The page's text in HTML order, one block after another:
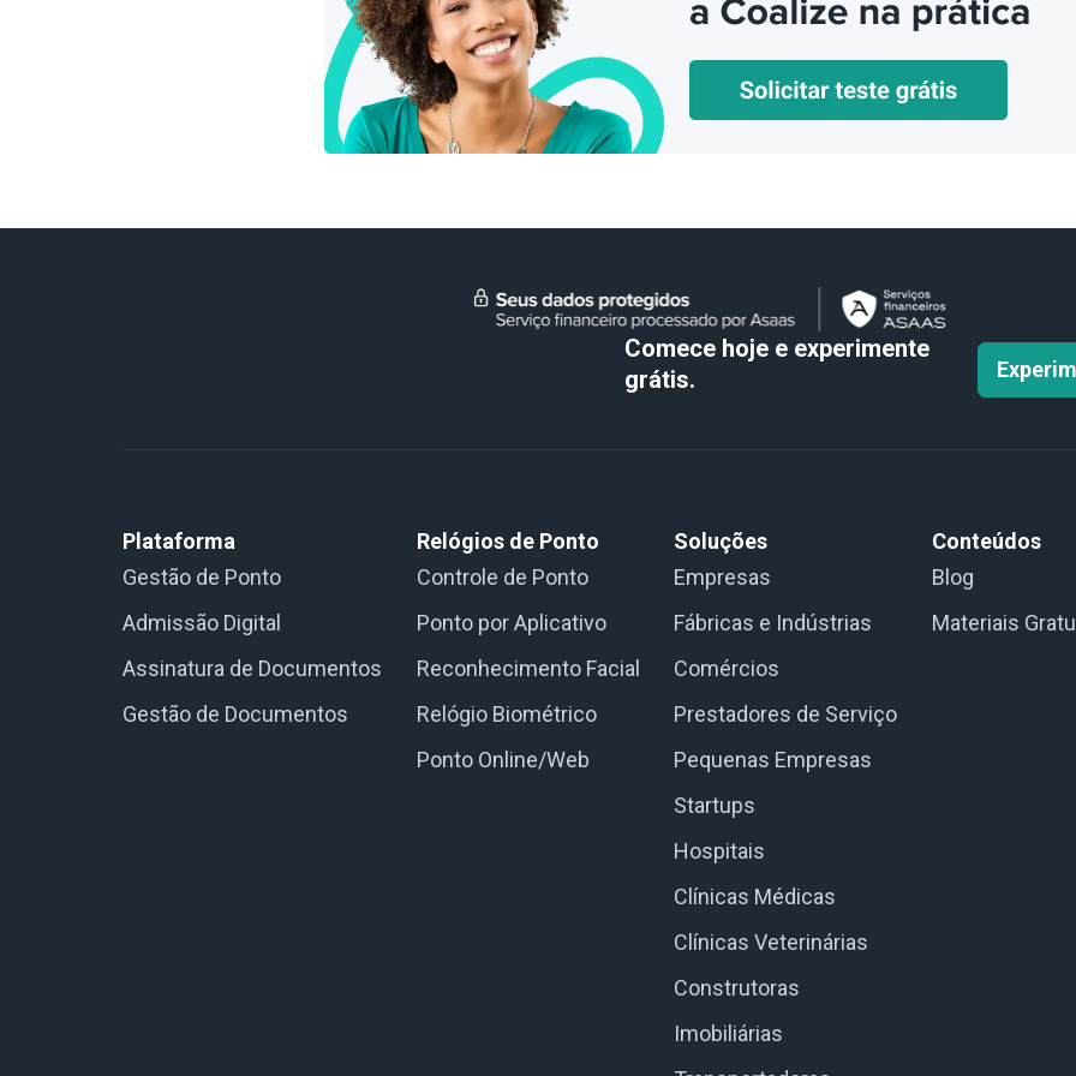
Comece hoje e experimente
grátis.
Plataforma
Gestão de Ponto
Admissão Digital
Assinatura de Documentos
Gestão de Documentos
Relógios de Ponto
Controle de Ponto
Ponto por Aplicativo
Reconhecimento Facial
Relógio Biométrico
Ponto Online/Web
Soluções
Empresas
Fábricas e Indústrias
Comércios
Prestadores de Serviço
Pequenas Empresas
Startups
Hospitais
Clínicas Médicas
Clínicas Veterinárias
Construtoras
Imobiliárias
Conteúdos
Blog
Materiais